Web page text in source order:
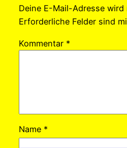
Deine E-Mail-Adresse
Erforderliche Felder sind
Kommentar *
Name *